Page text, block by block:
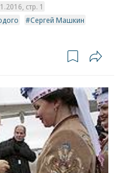
стр. 1
Сергей Машкин